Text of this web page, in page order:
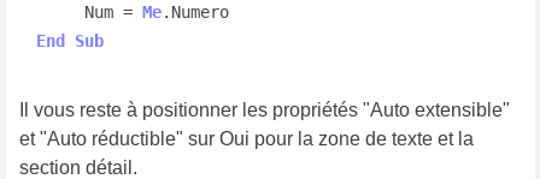
     Num =
Me
.Numero
End Sub
Il vous reste à positionner les propriétés "Auto extensible"
et "Auto réductible" sur Oui pour la zone de texte et la
section détail.